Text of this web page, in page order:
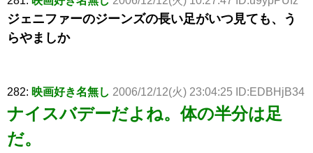
ジェニファーのジーンズの長い足がいつ見ても、う
らやましか
282: 映画好き名無し 2006/12/12(火) 23:04:25 ID:EDBHjB34
ナイスバデーだよね。体の半分は足
だ。